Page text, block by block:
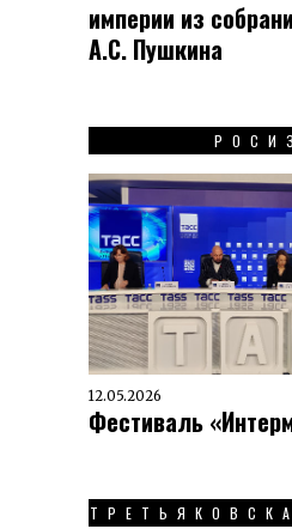
империи из
А.С. Пушкина
12.05.2026
Фестиваль